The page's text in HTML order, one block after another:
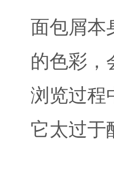
面包屑本
的色彩，
浏览过程
它太过于